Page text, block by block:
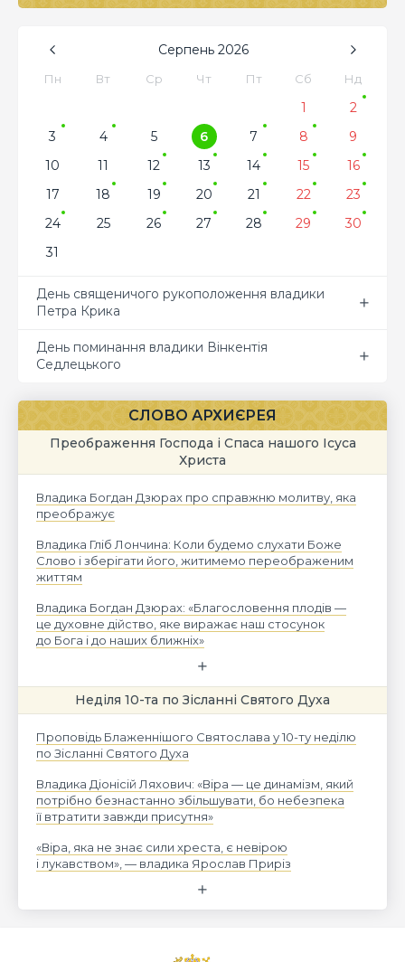
Серпень 2026
Пн Вт Ср Чт Пт Сб Нд
1
2
3
4 5 6 7 8
9
10
11 12 13 14 15
16
17
18 19 20 21 22
23
24
25 26 27 28 29
30
31
День священичого рукоположення владики
Петра Крика
День поминання владики Вінкентія
Седлецького
СЛОВО АРХИЄРЕЯ
Преображення Господа і Спаса нашого Ісуса
Христа
Владика Богдан Дзюрах про справжню молитву, яка
преображує
Владика Гліб Лончина: Коли будемо слухати Боже
Слово і зберігати його, житимемо переображеним
життям
Владика Богдан Дзюрах: «Благословення плодів —
це духовне дійство, яке виражає наш стосунок
до Бога і до наших ближніх»
Неділя 10-та по Зісланні Святого Духа
Проповідь Блаженнішого Святослава у 10-ту неділю
по Зісланні Святого Духа
Владика Діонісій Ляхович: «Віра — це динамізм, який
потрібно безнастанно збільшувати, бо небезпека
її втратити завжди присутня»
«Віра, яка не знає сили хреста, є невірою
і лукавством», — владика Ярослав Приріз